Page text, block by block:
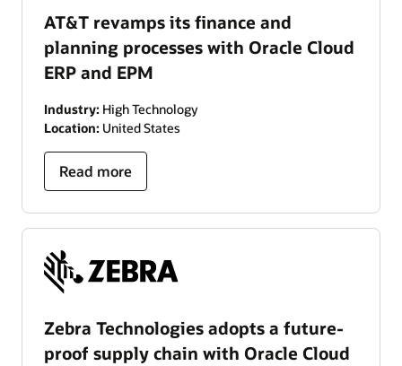
AT&T revamps its finance and
planning processes with Oracle Cloud
ERP and EPM
Industry: High Technology
Location: United States
Read more
Zebra Technologies adopts a future-
proof supply chain with Oracle Cloud